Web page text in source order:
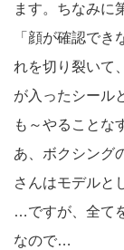
ます。ちなみに
「顔が確認で
れを切り裂いて
が入ったシール
も～やることな
あ、ボクシング
さんはモデルと
…ですが、全て
なので…